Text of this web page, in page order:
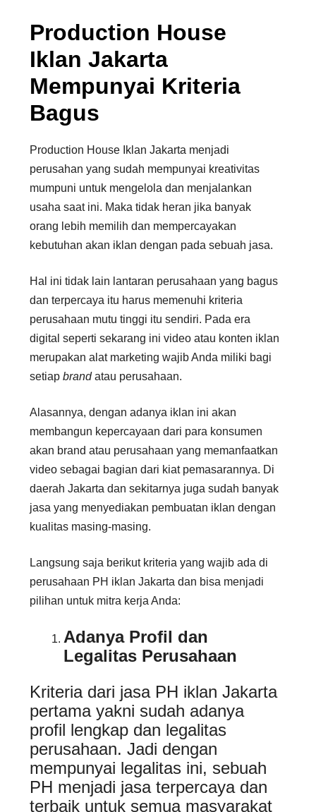
Production House
Iklan Jakarta
Mempunyai Kriteria
Bagus
Production House Iklan Jakarta menjadi
perusahan yang sudah mempunyai kreativitas
mumpuni untuk mengelola dan menjalankan
usaha saat ini. Maka tidak heran jika banyak
orang lebih memilih dan mempercayakan
kebutuhan akan iklan dengan pada sebuah jasa.
Hal ini tidak lain lantaran perusahaan yang bagus
dan terpercaya itu harus memenuhi kriteria
perusahaan mutu tinggi itu sendiri. Pada era
digital seperti sekarang ini video atau konten iklan
merupakan alat marketing wajib Anda miliki bagi
setiap brandatau perusahaan.
Alasannya, dengan adanya iklan ini akan
membangun kepercayaan dari para konsumen
akan brand atau perusahaan yang memanfaatkan
video sebagai bagian dari kiat pemasarannya. Di
daerah Jakarta dan sekitarnya juga sudah banyak
jasa yang menyediakan pembuatan iklan dengan
kualitas masing-masing.
Langsung saja berikut kriteria yang wajib ada di
perusahaan PH iklan Jakarta dan bisa menjadi
pilihan untuk mitra kerja Anda:
Adanya Profil dan
Legalitas Perusahaan
Kriteria dari jasa PH iklan Jakarta
pertama yakni sudah adanya
profil lengkap dan legalitas
perusahaan. Jadi dengan
mempunyai legalitas ini, sebuah
PH menjadi jasa terpercaya dan
terbaik untuk semua masyarakat